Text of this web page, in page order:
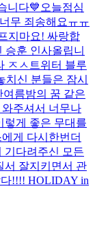
니다💙 오늘점심
무 죄송해요ㅠㅠ
지마요! 싸랑합
승훈 인사올립니
ㅈㅅ 트위터 블루
신 분들은 잠시
여름밤의 꿈 같은
주셔서 너무나
렇게 좋은 무대를
게 다시한번더
다려주신 모든
서 잘지키면서 관
!!!! HOLIDAY in